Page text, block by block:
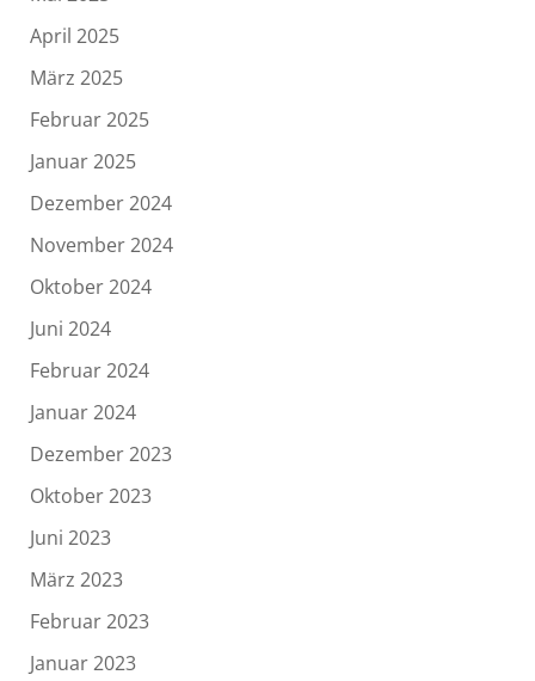
April 2025
März 2025
Februar 2025
Januar 2025
Dezember 2024
November 2024
Oktober 2024
Juni 2024
Februar 2024
Januar 2024
Dezember 2023
Oktober 2023
Juni 2023
März 2023
Februar 2023
Januar 2023